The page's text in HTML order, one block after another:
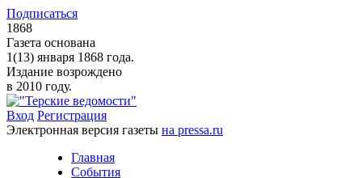
Подписаться
1868
Газета основана
1(13) января 1868 года.
Издание возрождено
в 2010 году.
Вход Регистрация
Электронная версия газеты на pressa.ru
Главная
События